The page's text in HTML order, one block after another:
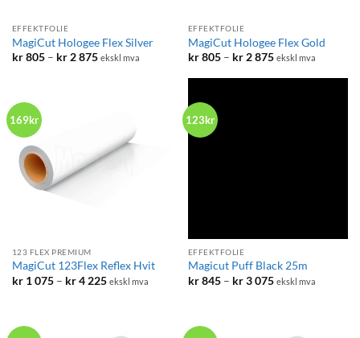
EFFEKTFOLIE
MagiCut Hologee Flex Silver
kr805 – kr2 875Prisområde:
ekskl mva
EFFEKTFOLIE
MagiCut Hologee Flex Gold
kr805 – kr2 875Prisområde:
til
ekskl mva
169kr
123 FLEX PREMIUM
MagiCut 123Flex Reflex Hvit
kr1 075 – kr4 225Prisområde:
ekskl mva
123kr
EFFEKTFOLIE
Magicut Puff Black 25m
kr845 – kr3 075Prisområde:
ekskl mva